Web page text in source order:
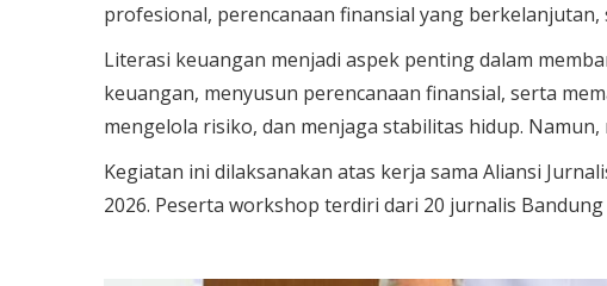
profesional, perencanaan finansial yang
Literasi keuangan menjadi aspek penting dalam
keuangan, menyusun perencanaan finansial, serta
mengelola risiko, dan menjaga stabilitas hidup.
Kegiatan ini dilaksanakan atas kerja sama Aliansi
2026. Peserta workshop terdiri dari 20 jurnalis